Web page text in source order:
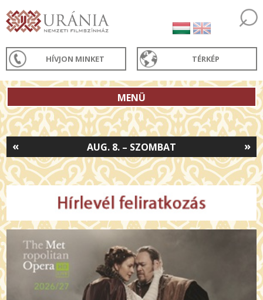
HÍVJON MINKET TÉRKÉP
MENÜ
»
AUG. 8. – SZOMBAT
«